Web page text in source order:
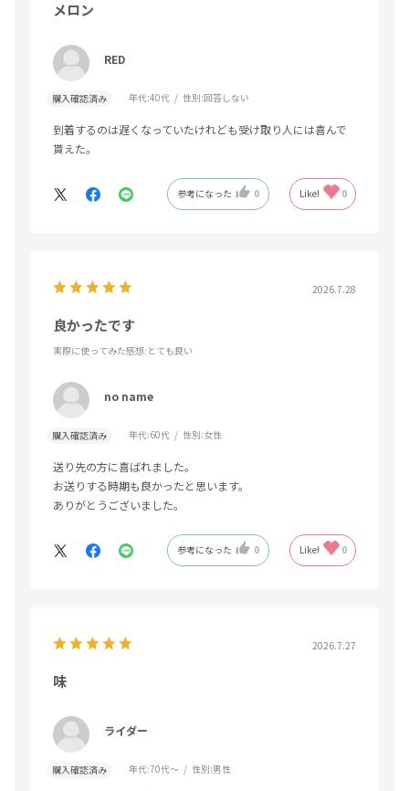
メロン
RED
購入確認済み 年代:40代 性別:回答しない
到着するのは遅くなっていたけれども受け取り人には喜んで
貰えた。
参考になった 0 Like! 0
2026.7.28
良かったです
実際に使ってみた感想:とても良い
no name
購入確認済み 年代:60代 性別:女性
送り先の方に喜ばれました。
お送りする時期も良かったと思います。
ありがとうございました。
参考になった 0 Like! 0
2026.7.27
味
ライダー
購入確認済み 年代:70代～ 性別:男性